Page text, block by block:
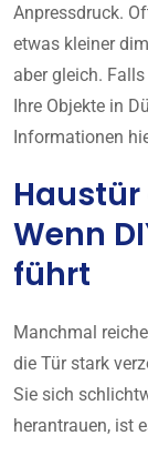
Anpressdruck.
etwas kleiner
aber gleich.
Ihre Objekte in
Informationen
Wenn
führt
Manchmal
die Tür stark
Sie sich
herantrauen, ist